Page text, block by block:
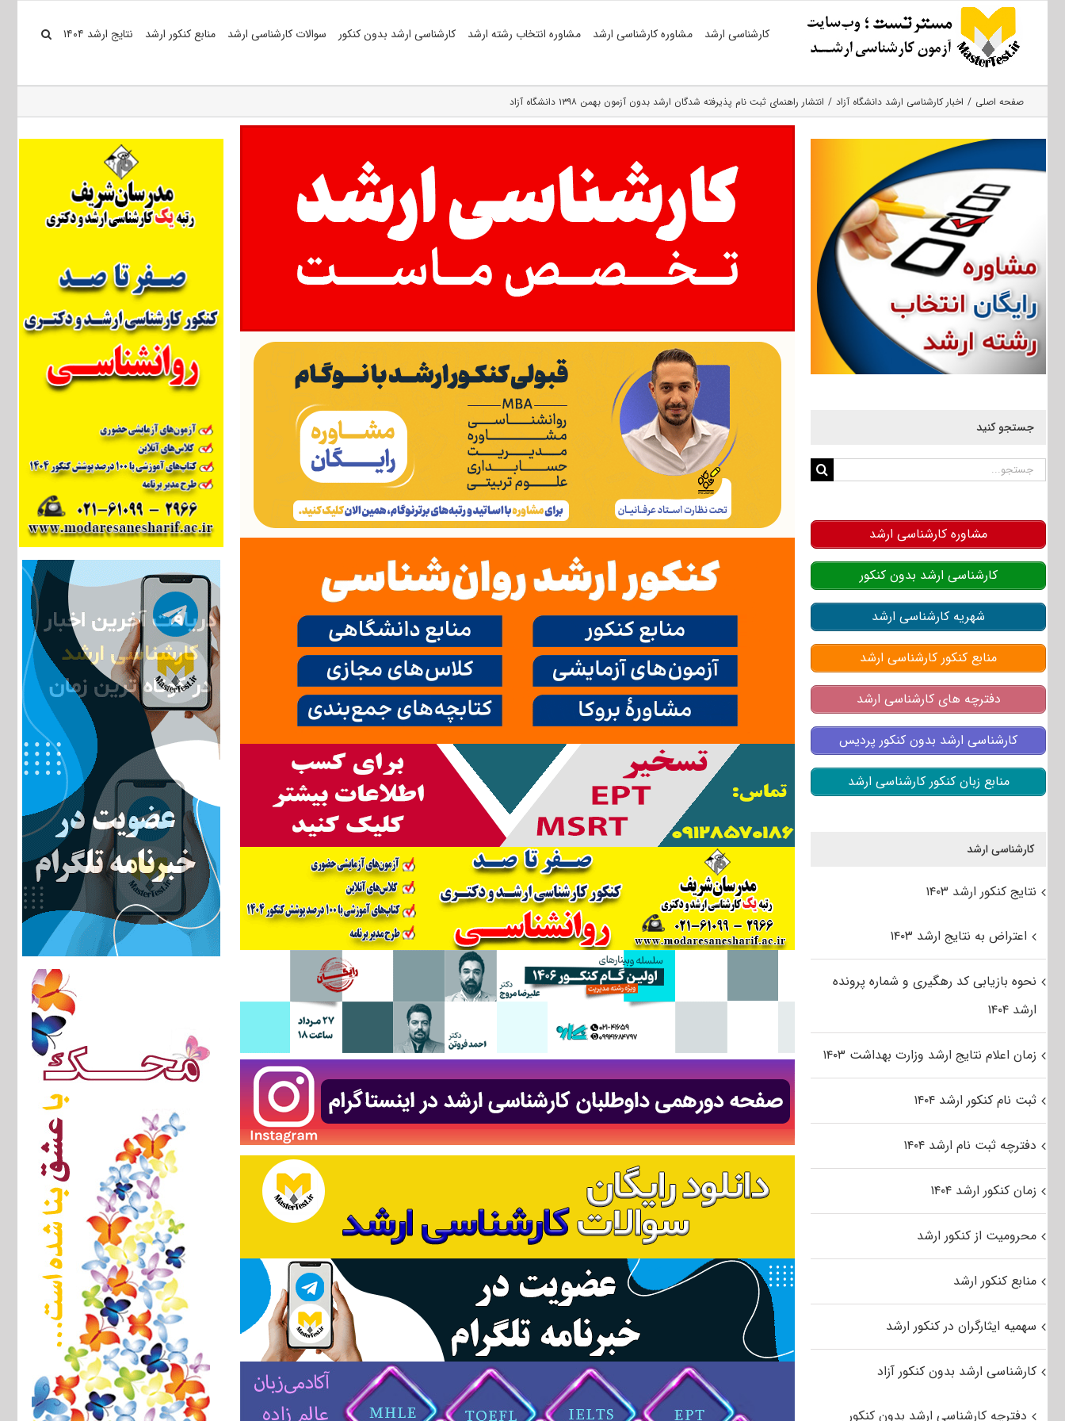
کارشناسی ارشد مشاوره کارشناسی ارشد مشاوره انتخاب رشته ارشد کارشناسی ارشد بدون کنکور سوالات کارشناسی ارشد منابع کنکور ارشد نتایج ارشد ۱۴۰۴
صفحه اصلی اخبار کارشناسی ارشد دانشگاه آزاد انتشار راهنمای ثبت نام پذیرفته شدگان ارشد بدون آزمون بهمن ۱۳۹۸ دانشگاه آزاد
جستجو کنید
جستجو
مشاوره کارشناسی ارشد
کارشناسی ارشد بدون کنکور
شهریه کارشناسی ارشد
منابع کنکور کارشناسی ارشد
دفترچه های کارشناسی ارشد
کارشناسی ارشد بدون کنکور پردیس
منابع زبان کنکور کارشناسی ارشد
کارشناسی ارشد
نتایج کنکور ارشد ۱۴۰۳
اعتراض به نتایج ارشد ۱۴۰۳
نحوه بازیابی کد رهگیری و شماره پرونده
ارشد ۱۴۰۴
زمان اعلام نتایج ارشد وزارت بهداشت ۱۴۰۳
ثبت نام کنکور ارشد ۱۴۰۴
دفترچه ثبت نام ارشد ۱۴۰۴
زمان کنکور ارشد ۱۴۰۴
محرومیت از کنکور ارشد
منابع کنکور ارشد
سهمیه ایثارگران در کنکور ارشد
کارشناسی ارشد بدون کنکور آزاد
دفترچه کارشناسی ارشد بدون کنکور